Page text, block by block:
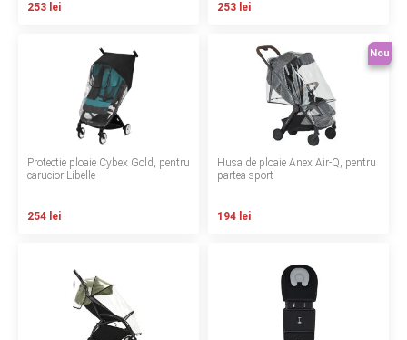
Copyright 2026 BabyMatters
253 lei 253 lei
Protectie ploaie Cybex Gold, pentru
carucior Libelle
254 lei
Nou
Husa de ploaie Anex Air-Q, pentru
partea sport
194 lei